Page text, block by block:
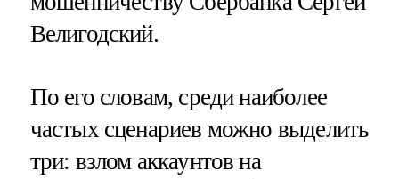
Велигодский.
По его словам, среди наиболее
частых сценариев можно выделить
три: взлом аккаунтов на